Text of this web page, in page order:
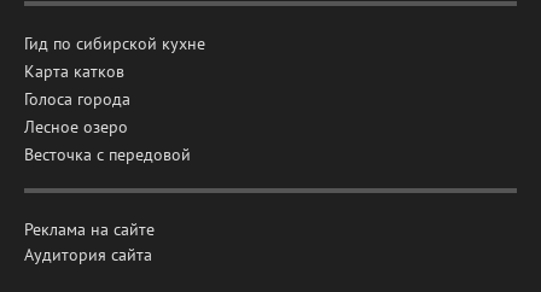
Гид по сибирской кухне
Карта катков
Голоса города
Лесное озеро
Весточка с передовой
Реклама на сайте
Аудитория сайта